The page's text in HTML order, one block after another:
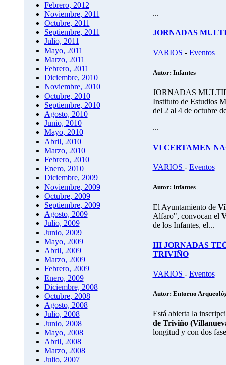
Febrero, 2012
Noviembre, 2011
Octubre, 2011
Septiembre, 2011
Julio, 2011
Mayo, 2011
Marzo, 2011
Febrero, 2011
Diciembre, 2010
Noviembre, 2010
Octubre, 2010
Septiembre, 2010
Agosto, 2010
Junio, 2010
Mayo, 2010
Abril, 2010
Marzo, 2010
Febrero, 2010
Enero, 2010
Diciembre, 2009
Noviembre, 2009
Octubre, 2009
Septiembre, 2009
Agosto, 2009
Julio, 2009
Junio, 2009
Mayo, 2009
Abril, 2009
Marzo, 2009
Febrero, 2009
Enero, 2009
Diciembre, 2008
Octubre, 2008
Agosto, 2008
Julio, 2008
Junio, 2008
Mayo, 2008
Abril, 2008
Marzo, 2008
Julio, 2007
...
JORNADAS
VARIOS - Eventos
Autor: Infantes
JORNADAS
Instituto de Estudios
del 2 al 4 de octubre
...
VI CERTAMEN
VARIOS - Eventos
Autor: Infantes
El Ayuntamiento de
Alfaro", convocan el
de los Infantes, el...
III JORNADAS
TRIVIÑO
VARIOS - Eventos
Autor: Entorno
Está abierta la
de Triviño
longitud y con dos